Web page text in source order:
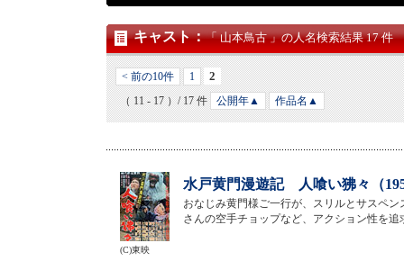
キャスト：「 山本鳥古 」の人名検索結果 17 件
< 前の10件 1 2
（ 11 - 17 ）/ 17 件 公開年▲ 作品名▲
水戸黄門漫遊記 人喰い狒々（
おなじみ黄門様ご一行が、スリルとサスペ
さんの空手チョップなど、アクション性を
(C)東映